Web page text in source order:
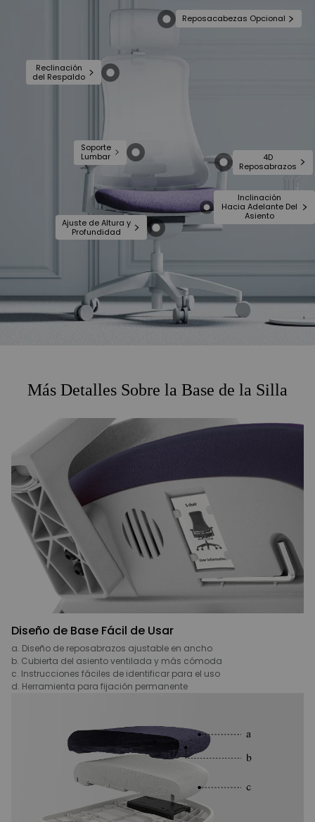
Reposacabezas Opcional
Reclinación
del Respaldo
Soporte
Lumbar
4D
Reposabrazos
Inclinación
Hacia Adelante Del
Asiento
Ajuste de Altura y
Profundidad
Más Detalles Sobre la Base de la Silla
Diseño de Base Fácil de Usar
a. Diseño de reposabrazos ajustable en ancho
b. Cubierta del asiento ventilada y más cómoda
c. Instrucciones fáciles de identificar para el uso
d. Herramienta para fijación permanente